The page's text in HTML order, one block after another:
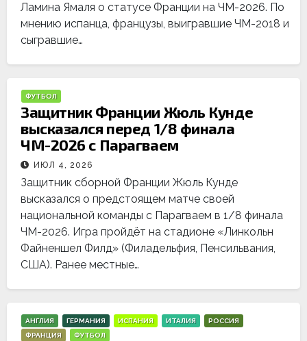
Ламина Ямаля о статусе Франции на ЧМ-2026. По
мнению испанца, французы, выигравшие ЧМ-2018 и
сыгравшие…
ФУТБОЛ
Защитник Франции Жюль Кунде
высказался перед 1/8 финала
ЧМ-2026 с Парагваем
ИЮЛ 4, 2026
Защитник сборной Франции Жюль Кунде
высказался о предстоящем матче своей
национальной команды с Парагваем в 1/8 финала
ЧМ-2026. Игра пройдёт на стадионе «Линкольн
Файненшел Филд» (Филадельфия, Пенсильвания,
США). Ранее местные…
АНГЛИЯ ГЕРМАНИЯ ИСПАНИЯ ИТАЛИЯ
РОССИЯ
ФРАНЦИЯ
ФУТБОЛ